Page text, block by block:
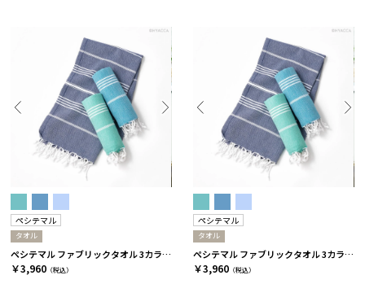
ペシテマル
タオル
ペシテマル ファブリックタオル 3カラー コバルト
￥3,960 （税込）
ペシテマル
タオル
ペシテマル ファブリックタオル 3カラー アイスランド
￥3,960 （税込）